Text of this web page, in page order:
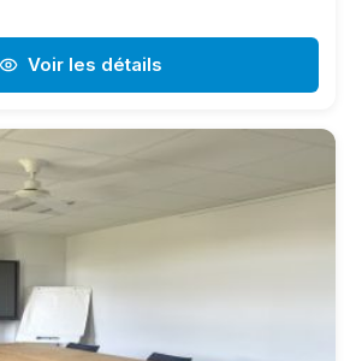
Voir les détails